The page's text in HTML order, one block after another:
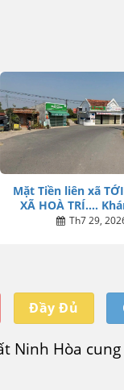
Mặt Tiền liên xã
XÃ HOÀ TRÍ….
Th7 29,
Đầy Đủ
Ninh Hòa